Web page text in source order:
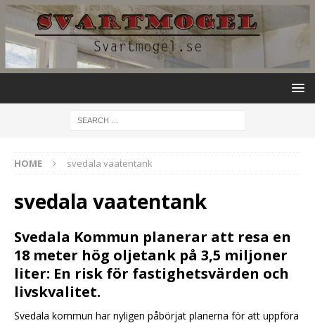
HOME svedala vaatentank
svedala vaatentank
Svedala Kommun planerar att resa en
18 meter hög oljetank på 3,5 miljoner
liter: En risk för fastighetsvärden och
livskvalitet.
Svedala kommun har nyligen påbörjat planerna för att uppföra